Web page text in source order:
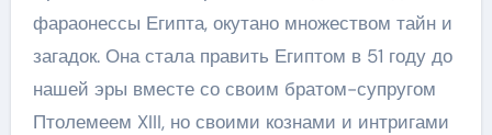
фараонессы Египта, окутано множеством тайн и
загадок. Она стала править Египтом в 51 году до
нашей эры вместе со своим братом-супругом
Птолемеем XIII, но своими кознами и интригами